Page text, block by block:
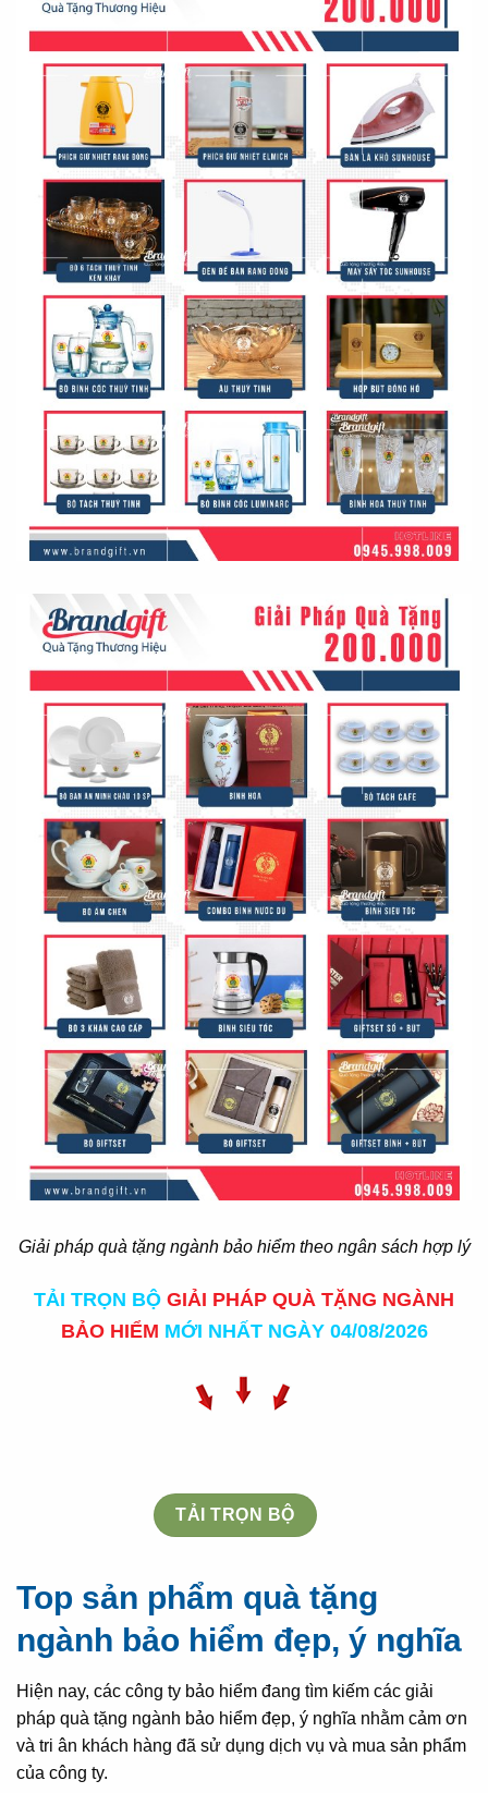
Giải pháp quà tặng ngành bảo hiểm theo ngân sách hợp lý
TẢI TRỌN BỘ GIẢI PHÁP QUÀ TẶNG NGÀNH
BẢO HIỂM MỚI NHẤT NGÀY 04/08/2026
TẢI TRỌN BỘ
Top sản phẩm quà tặng
ngành bảo hiểm đẹp, ý nghĩa
Hiện nay, các công ty bảo hiểm đang tìm kiếm các giải
pháp quà tặng ngành bảo hiểm đẹp, ý nghĩa nhằm cảm ơn
và tri ân khách hàng đã sử dụng dịch vụ và mua sản phẩm
của công ty.